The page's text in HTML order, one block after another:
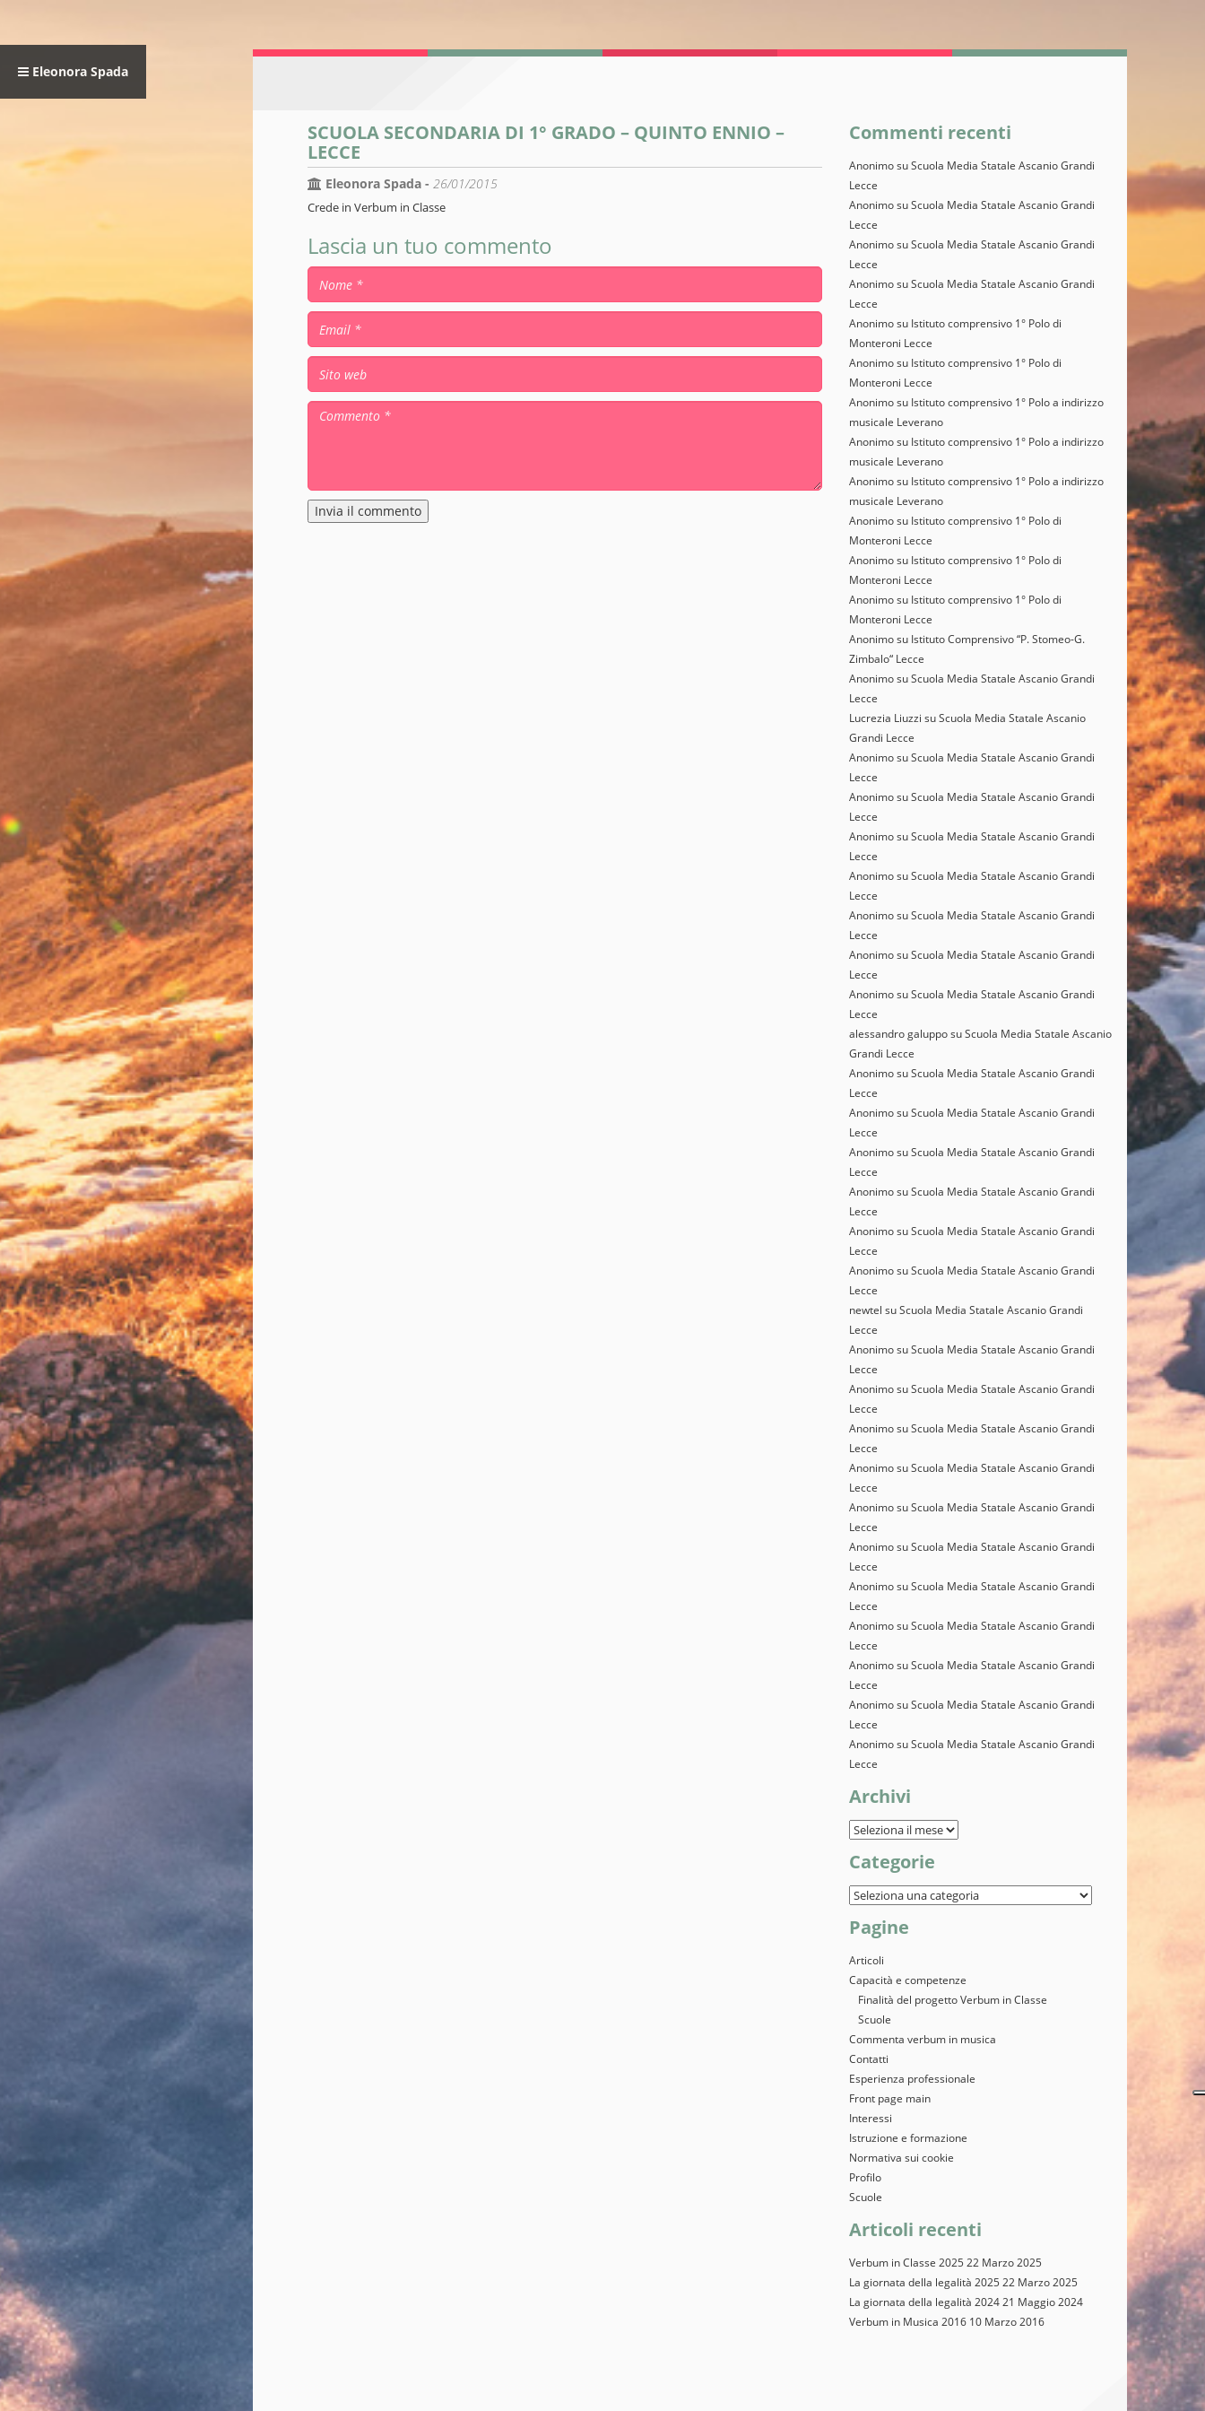
Eleonora Spada
SCUOLA SECONDARIA DI 1° GRADO – QUINTO ENNIO –
LECCE
Eleonora Spada -26/01/2015
Crede in Verbum in Classe
Lascia un tuo commento
Commenti recenti
AnonimosuScuola Media Statale Ascanio Grandi
Lecce
AnonimosuScuola Media Statale Ascanio Grandi
Lecce
AnonimosuScuola Media Statale Ascanio Grandi
Lecce
AnonimosuScuola Media Statale Ascanio Grandi
Lecce
Anonimosu Istituto comprensivo 1° Polo di
Monteroni Lecce
Anonimosu Istituto comprensivo 1° Polo di
Monteroni Lecce
Anonimosu Istituto comprensivo 1° Polo a indirizzo
musicale Leverano
Anonimosu Istituto comprensivo 1° Polo a indirizzo
musicale Leverano
Anonimosu Istituto comprensivo 1° Polo a indirizzo
musicale Leverano
Anonimosu Istituto comprensivo 1° Polo di
Monteroni Lecce
Anonimosu Istituto comprensivo 1° Polo di
Monteroni Lecce
Anonimosu Istituto comprensivo 1° Polo di
Monteroni Lecce
Anonimosu Istituto Comprensivo “P. Stomeo-G.
Zimbalo“ Lecce
AnonimosuScuola Media Statale Ascanio Grandi
Lecce
Lucrezia Liuzzi suScuola Media Statale Ascanio
Grandi Lecce
AnonimosuScuola Media Statale Ascanio Grandi
Lecce
AnonimosuScuola Media Statale Ascanio Grandi
Lecce
AnonimosuScuola Media Statale Ascanio Grandi
Lecce
AnonimosuScuola Media Statale Ascanio Grandi
Lecce
AnonimosuScuola Media Statale Ascanio Grandi
Lecce
AnonimosuScuola Media Statale Ascanio Grandi
Lecce
AnonimosuScuola Media Statale Ascanio Grandi
Lecce
alessandro galupposuScuola Media Statale Ascanio
Grandi Lecce
AnonimosuScuola Media Statale Ascanio Grandi
Lecce
AnonimosuScuola Media Statale Ascanio Grandi
Lecce
AnonimosuScuola Media Statale Ascanio Grandi
Lecce
AnonimosuScuola Media Statale Ascanio Grandi
Lecce
AnonimosuScuola Media Statale Ascanio Grandi
Lecce
AnonimosuScuola Media Statale Ascanio Grandi
Lecce
newtel suScuola Media Statale Ascanio Grandi
Lecce
AnonimosuScuola Media Statale Ascanio Grandi
Lecce
AnonimosuScuola Media Statale Ascanio Grandi
Lecce
AnonimosuScuola Media Statale Ascanio Grandi
Lecce
AnonimosuScuola Media Statale Ascanio Grandi
Lecce
AnonimosuScuola Media Statale Ascanio Grandi
Lecce
AnonimosuScuola Media Statale Ascanio Grandi
Lecce
AnonimosuScuola Media Statale Ascanio Grandi
Lecce
AnonimosuScuola Media Statale Ascanio Grandi
Lecce
AnonimosuScuola Media Statale Ascanio Grandi
Lecce
AnonimosuScuola Media Statale Ascanio Grandi
Lecce
AnonimosuScuola Media Statale Ascanio Grandi
Lecce
Archivi
Categorie
Pagine
Articoli
Capacità e competenze
Finalità del progetto Verbum in Classe
Scuole
Commenta verbum in musica
Contatti
Esperienza professionale
Front page main
Interessi
Istruzione e formazione
Normativa sui cookie
Profilo
Scuole
Articoli recenti
Verbum in Classe 202522 Marzo 2025
La giornata della legalità 202522 Marzo 2025
La giornata della legalità 202421 Maggio 2024
Verbum in Musica 2016 10 Marzo 2016